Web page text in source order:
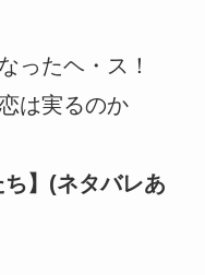
ったヘ・ス！
は実るのか
ち】(ネタバレあ